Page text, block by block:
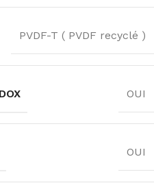
PVDF-T ( PVDF recyclé )
OUI
OUI